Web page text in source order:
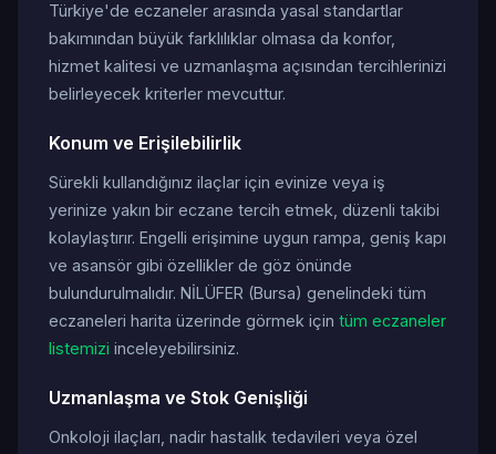
Türkiye'de eczaneler arasında yasal standartlar
bakımından büyük farklılıklar olmasa da konfor,
hizmet kalitesi ve uzmanlaşma açısından tercihlerinizi
belirleyecek kriterler mevcuttur.
Konum ve Erişilebilirlik
Sürekli kullandığınız ilaçlar için evinize veya iş
yerinize yakın bir eczane tercih etmek, düzenli takibi
kolaylaştırır. Engelli erişimine uygun rampa, geniş kapı
ve asansör gibi özellikler de göz önünde
bulundurulmalıdır. NİLÜFER (Bursa) genelindeki tüm
eczaneleri harita üzerinde görmek için tüm eczaneler
listemizi inceleyebilirsiniz.
Uzmanlaşma ve Stok Genişliği
Onkoloji ilaçları, nadir hastalık tedavileri veya özel